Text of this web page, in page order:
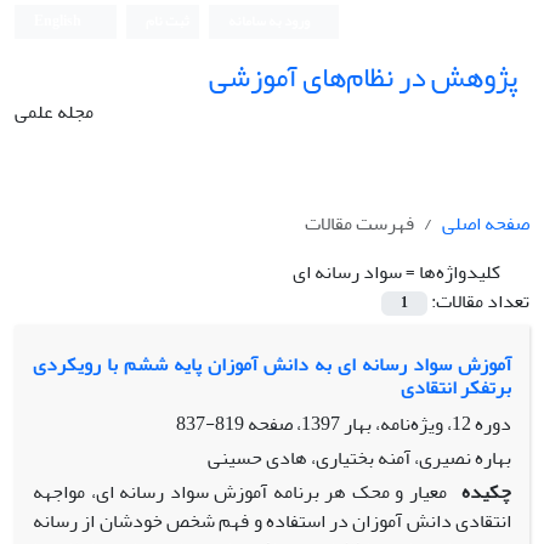
پژوهش در نظام‌های آموزشی
مجله علمی
صفحه اصلی
فهرست مقالات
کلیدواژه‌ها =سواد رسانه ای
تعداد مقالات:
1
آموزش سواد رسانه ای به دانش آموزان پایه ششم با رویکردی
برتفکر انتقادی
دوره 12، ویژه‌نامه، بهار 1397، صفحه
819-837
بهاره نصیری، آمنه بختیاری، هادی حسینی
چکیده معیار و محک هر برنامه آموزش سواد رسانه ای، مواجهه
انتقادی دانش آموزان در استفاده و فهم شخص خودشان از رسانه